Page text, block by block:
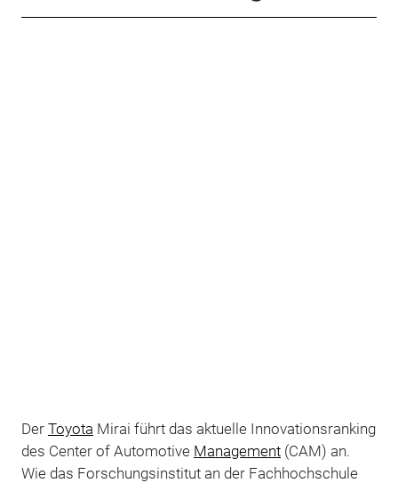
Der Toyota Mirai führt das aktuelle Innovationsranking
des Center of Automotive Management(CAM) an.
Wie das Forschungsinstitut an der Fachhochschule